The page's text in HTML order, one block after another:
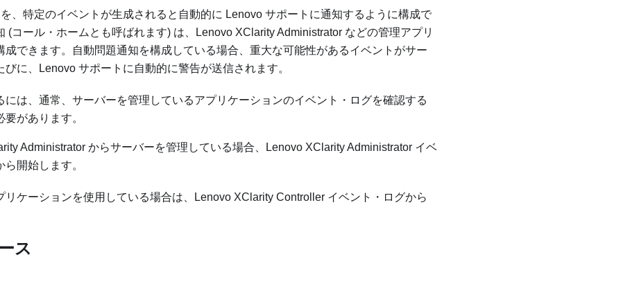
、特定のイベントが生成されると自動的に Lenovo サポートに通知するように構成で
(コール・ホームとも呼ばれます) は、
Lenovo XClarity Administrator などの管理アプリ
成できます。自動問題通知を構成している場合、重大な可能性があるイベントがサー
びに、Lenovo サポートに自動的に警告が送信されます。
には、通常、サーバーを管理しているアプリケーションのイベント・ログを確認する
があります。
Administrator からサーバーを管理している場合、 Lenovo XClarity Administrator イベ
ら開始します。
リケーションを使用している場合は、 Lenovo XClarity Controller イベント・ログから
ス